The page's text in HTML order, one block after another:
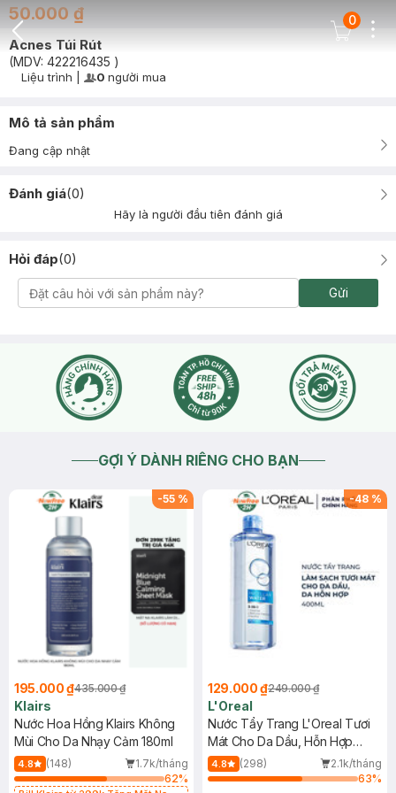
Back Icon
Cart Icon
0
50.000 ₫
Acnes Túi Rút
(MDV: 422216435 )
Timer Gray Icon
Liệu trình User Product Icon
0 người mua
Mô tả sản phẩm
Đang cập nhật
Đánh giá(0)
Hãy là người đầu tiên đánh giá
Hỏi đáp(0)
Gửi
GỢI Ý DÀNH RIÊNG CHO BẠN
-55 %
195.000 ₫435.000 ₫
Klairs
Nước Hoa Hồng Klairs Không
Mùi Cho Da Nhạy Cảm 180ml
4.8 (148)
1.7k/tháng
62%
-48 %
129.000 ₫249.000 ₫
L'Oreal
Nước Tẩy Trang L'Oreal Tươi
Mát Cho Da Dầu, Hỗn Hợp
400ml
4.8 (298)
2.1k/tháng
63%